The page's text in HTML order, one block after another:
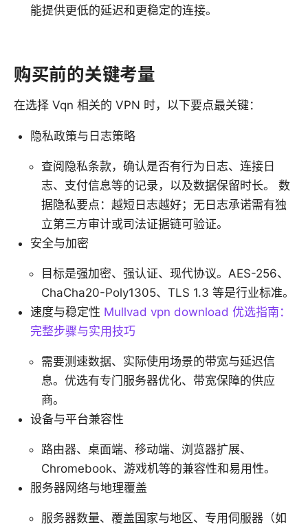
能提供更低的延迟和更稳定的连接。
购买前的关键考量
在选择 Vqn 相关的 VPN 时，以下要点最关键：
隐私政策与日志策略
查阅隐私条款，确认是否有行为日志、连接日
志、支付信息等的记录，以及数据保留时长。 数
据隐私要点：越短日志越好；无日志承诺需有独
立第三方审计或司法证据链可验证。
安全与加密
目标是强加密、强认证、现代协议。AES-256、
ChaCha20-Poly1305、TLS 1.3 等是行业标准。
速度与稳定性 Mullvad vpn download 优选指南：
完整步骤与实用技巧
需要测速数据、实际使用场景的带宽与延迟信
息。优选有专门服务器优化、带宽保障的供应
商。
设备与平台兼容性
路由器、桌面端、移动端、浏览器扩展、
Chromebook、游戏机等的兼容性和易用性。
服务器网络与地理覆盖
服务器数量、覆盖国家与地区、专用伺服器（如